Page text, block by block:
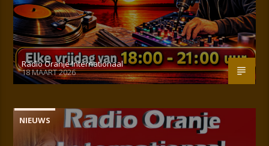
Radio Oranje Internationaal
18 MAART 2026
NIEUWS